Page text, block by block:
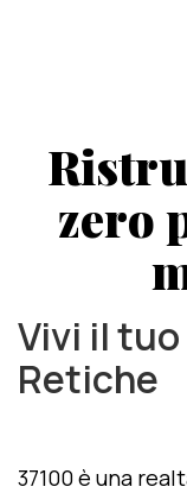
zero
Vivi il
Retiche
37100 è una